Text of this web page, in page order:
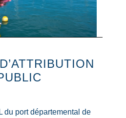
du port départemental de